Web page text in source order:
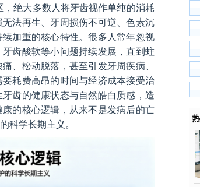
绝大多数人将牙齿视作单纯的消耗
法再生、牙周损伤不可逆、色素沉
加重的核心特性。很多人常年忽视
齿酸软等小问题持续发展，直到蛀
、松动脱落，甚至引发牙周疾病、
耗费高昂的时间与经济成本接受治
齿的健康状态与自然皓白质感，造
的核心逻辑，从来不是发病后的亡
科学长期主义。